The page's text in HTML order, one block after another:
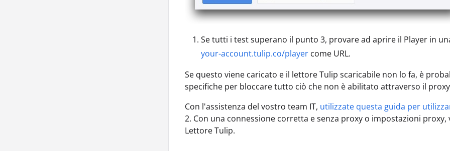
Se tutti i test superano il punto 3, provare ad aprire il Player in
your-account.tulip.co/player come URL.
Se questo viene caricato e il lettore Tulip scaricabile non lo fa, è
specifiche per bloccare tutto ciò che non è abilitato attraverso il
Con l'assistenza del vostro team IT, utilizzate questa guida per
2. Con una connessione corretta e senza proxy o impostazioni
Lettore Tulip.